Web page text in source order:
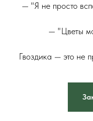
— "Я не просто
— "Цветы
Гвоздика — это не